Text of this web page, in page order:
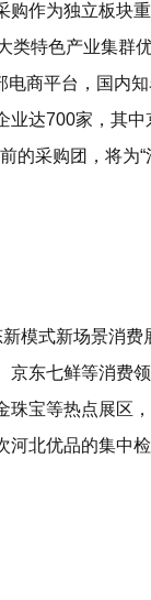
作为独立板块
类特色产业集群
商平台，国内
业达700家，其
的采购团，将为
模式新场景消
京东七鲜等消费
宝等热点展区
北优品的集中